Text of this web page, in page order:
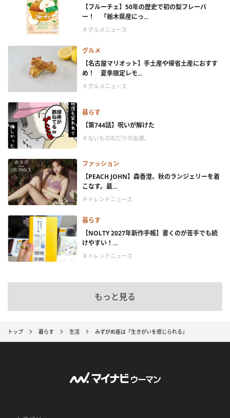
【フルーチェ】50年の歴史で初の梨フレーバ
ー！ 「栃木県産にっ...
＃グルメニュース
グルメ
【名古屋マリオット】手土産や帰省土産におすす
め！ 夏季限定レモ...
＃グルメニュース
暮らす
【第744話】呪いが解けた
＃ないものねだりの女達。
ファッション
【PEACH JOHN】森香澄、秋のランジェリーを着
こなす。最...
＃トレンドニュース
暮らす
【NOLTY 2027年新作手帳】書くのが苦手でも続
けやすい！...
＃トレンドニュース
もっと見る
トップ 暮らす 生活 みずがめ座は「生きがいを感じられる」